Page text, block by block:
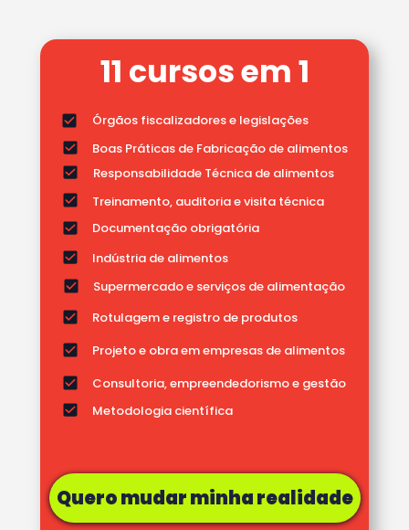
11 cursos em 1
Órgãos fiscalizadores e legislações
Boas Práticas de Fabricação de alimentos
Responsabilidade Técnica de alimentos
Treinamento, auditoria e visita técnica
Documentação obrigatória
Indústria de alimentos
Supermercado e serviços de alimentação
Rotulagem e registro de produtos
Consultoria, empreendedorismo e gestão
Metodologia científica
Quero mudar minha realidade